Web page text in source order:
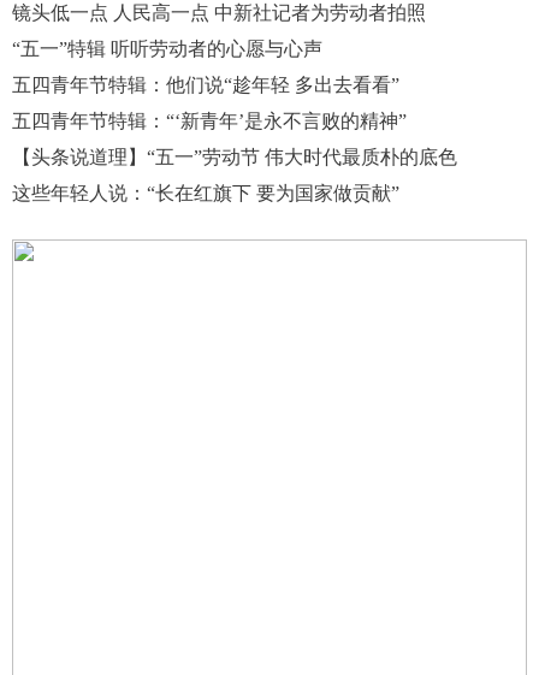
镜头低一点 人民高一点 中新社记者为劳动者拍照
“五一”特辑 听听劳动者的心愿与心声
五四青年节特辑：他们说“趁年轻 多出去看看”
五四青年节特辑：“‘新青年’是永不言败的精神”
【头条说道理】“五一”劳动节 伟大时代最质朴的底色
这些年轻人说：“长在红旗下 要为国家做贡献”